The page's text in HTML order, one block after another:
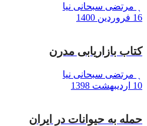
مرتضی سبحانی نیا
16 فروردین 1400
کتاب بازاریابی مدرن
مرتضی سبحانی نیا
10 اردیبهشت 1398
حمله به حیوانات در ایران